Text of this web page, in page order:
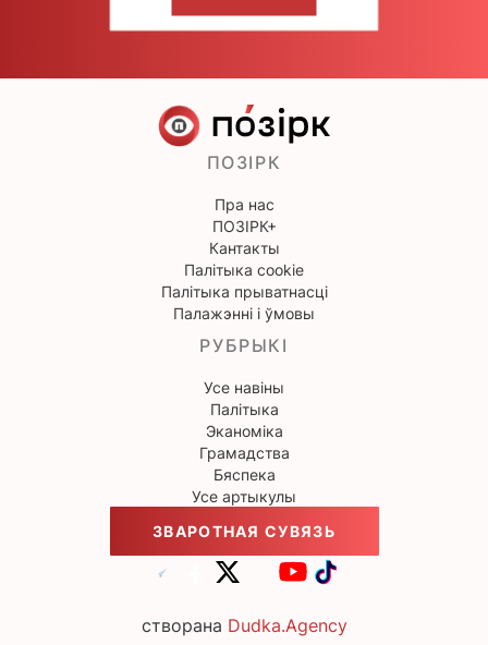
ПОЗІРК
Пра нас
ПОЗІРК+
Кантакты
Палітыка cookie
Палітыка прыватнасці
Палажэнні і ўмовы
РУБРЫКІ
Усе навіны
Палітыка
Эканоміка
Грамадства
Бяспека
Усе артыкулы
ЗВАРОТНАЯ СУВЯЗЬ
створана Dudka.Agency